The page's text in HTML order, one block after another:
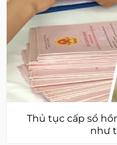
Thủ tục cấp sổ
như